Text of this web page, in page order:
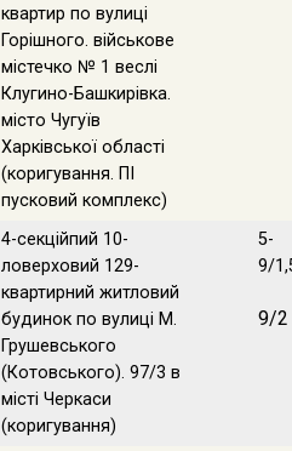
квартир по вулиці
Горішного. військове
містечко № 1 веслі
Клугино-Башкирівка.
місто Чугуїв
Харківської області
(коригування. ПІ
пусковий комплекс)
4-секційпий 10-
ловерховий 129-
квартирний житловий
будинок по вулиці М.
Грушевського
(Котовського). 97/3 в
місті Черкаси
(коригування)
5-
9/
9/2